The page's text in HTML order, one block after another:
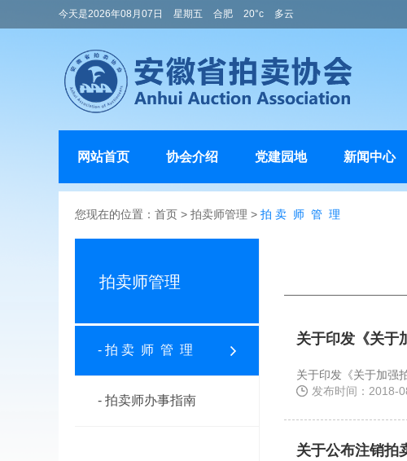
今天是2026年08月07日 星期五 合肥 20°c 多云
网站首页 协会介绍 党建园地 新闻中心
您现在的位置： 首页 > 拍卖师管理 > 拍 卖 师 管 理
拍卖师管理
- 拍 卖 师 管 理
- 拍卖师办事指南
关于印发《关于
关于印发《关于加强
发布时间：2018-
关于公布注销拍